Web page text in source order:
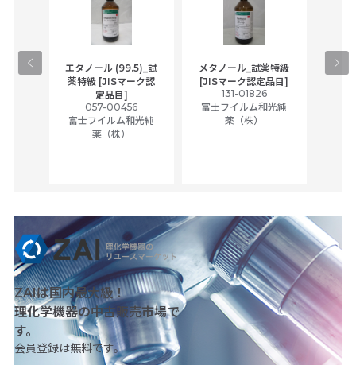
エタノール (99.5)_試
薬特級 [JISマーク認
定品目]
057-00456
富士フイルム和光純
薬（株）
メタノール_試薬特級
[JISマーク認定品目]
131-01826
富士フイルム和光純
薬（株）
ア
ZAIは国内最大級！
理化学機器の中古販売市場で
す。
会員登録は無料です。